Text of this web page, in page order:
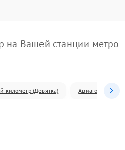
на Вашей станции метро
километр (Девятка) Авиагородок